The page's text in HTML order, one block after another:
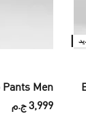
Pants Men
3,999 ج.م